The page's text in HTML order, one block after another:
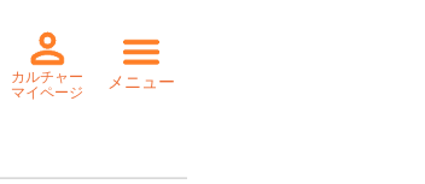
カルチャー
マイページ
メニュー